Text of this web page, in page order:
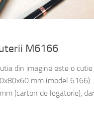
M6166
din imagine este o cutie
mm (model 6166).
(carton de legatorie),